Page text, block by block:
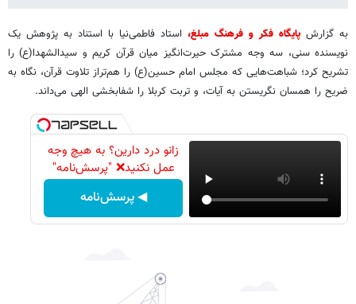
به گزارش پایگاه فکر و فرهنگ مبلغ، استاد فاطمی‌نیا با استناد به پژوهش یک
نویسنده سنی، سه وجه مشترک حیرت‌انگیز میان قرآن کریم و سیدالشهدا(ع) را
تشریح کرد؛ شباهت‌هایی که مجلس امام حسین(ع) را هم‌تراز تلاوت قرآن، نگاه به
ضریح را همسان نگریستن به آیات، و تربت کربلا را شفابخشی الهی می‌داند.
زانو درد دارین؟ به هیچ وجه
عمل نکنید❌ "پرسش‌نامه"
◀ پرسش‌نامه